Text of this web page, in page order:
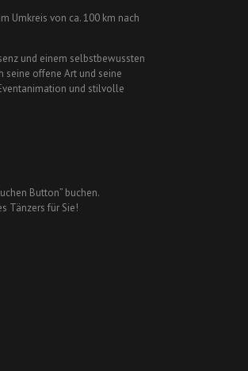
Umkreis von ca. 100 km nach
und einem selbstbewussten
seine offene Art und seine
und stilvolle
Button” buchen.
Tänzers für Sie!